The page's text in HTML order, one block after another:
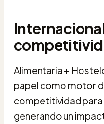
Alimentaria +
papel como motor
competitividad
generando un